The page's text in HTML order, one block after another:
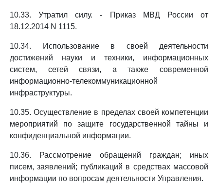
10.33. Утратил силу. - Приказ МВД России от
18.12.2014 N 1115.
10.34. Использование в своей деятельности
достижений науки и техники, информационных
систем, сетей связи, а также современной
информационно-телекоммуникационной
инфраструктуры.
10.35. Осуществление в пределах своей компетенции
мероприятий по защите государственной тайны и
конфиденциальной информации.
10.36. Рассмотрение обращений граждан; иных
писем, заявлений; публикаций в средствах массовой
информации по вопросам деятельности Управления.